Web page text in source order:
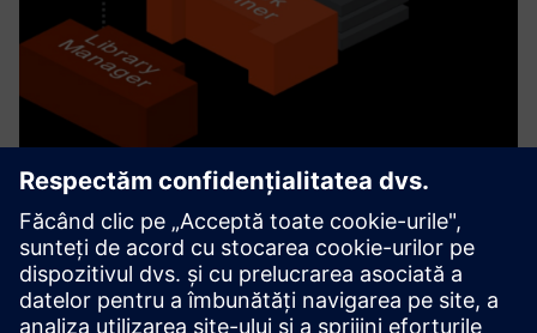
Horizon Suite
The Horizon Software Suite provides a collection of
powerful and versatile desktop graphical tools that simplify
and boost several processes and operations within a
railway signalling system’s project life-cycle, such as layout